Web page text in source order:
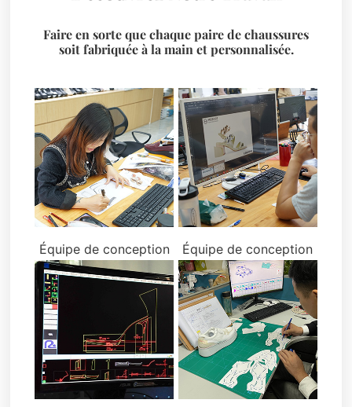
Faire en sorte que chaque paire de chaussures
soit fabriquée à la main et personnalisée.
Équipe de conception Équipe de conception